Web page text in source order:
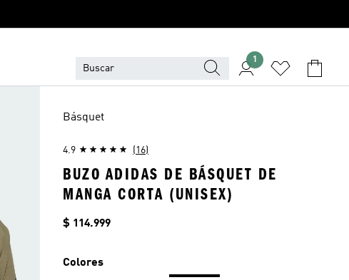
1
Básquet
4.9 (16)
BUZO ADIDAS DE BÁSQUET DE
MANGA CORTA (UNISEX)
Precio
$ 114.999
Colores